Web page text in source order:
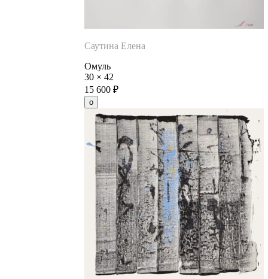
Саутина Елена
Омуль
30 × 42
15 600 ₽